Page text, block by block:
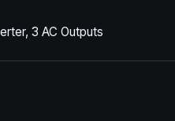
3 AC Outputs